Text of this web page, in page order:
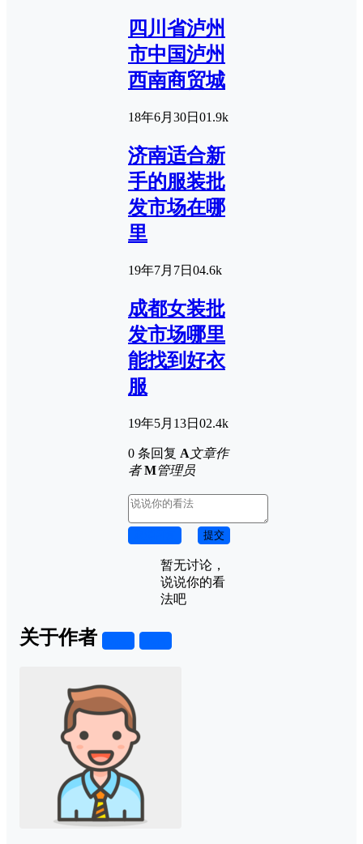
四川省泸州
市中国泸州
西南商贸城
18年6月30日 01.9k
济南适合新
手的服装批
发市场在哪
里
19年7月7日 04.6k
成都女装批
发市场哪里
能找到好衣
服
19年5月13日 02.4k
0 条回复 A文章作
者 M管理员
提交
暂无讨论，
说说你的看
法吧
关于作者